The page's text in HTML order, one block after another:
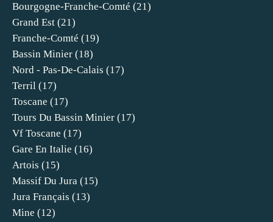
Bourgogne-Franche-Comté (21)
Grand Est (21)
Franche-Comté (19)
Bassin Minier (18)
Nord - Pas-De-Calais (17)
Terril (17)
Toscane (17)
Tours Du Bassin Minier (17)
Vf Toscane (17)
Gare En Italie (16)
Artois (15)
Massif Du Jura (15)
Jura Français (13)
Mine (12)